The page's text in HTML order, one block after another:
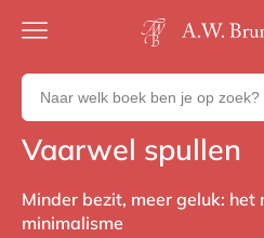
Gratis
23:00
besteld,
volgende
in huis
Veilig
Zoeken
naar
auteurs
uitgevers
Non-fictie
Vaarwel spullen
Minder bezit, meer geluk: het
minimalisme